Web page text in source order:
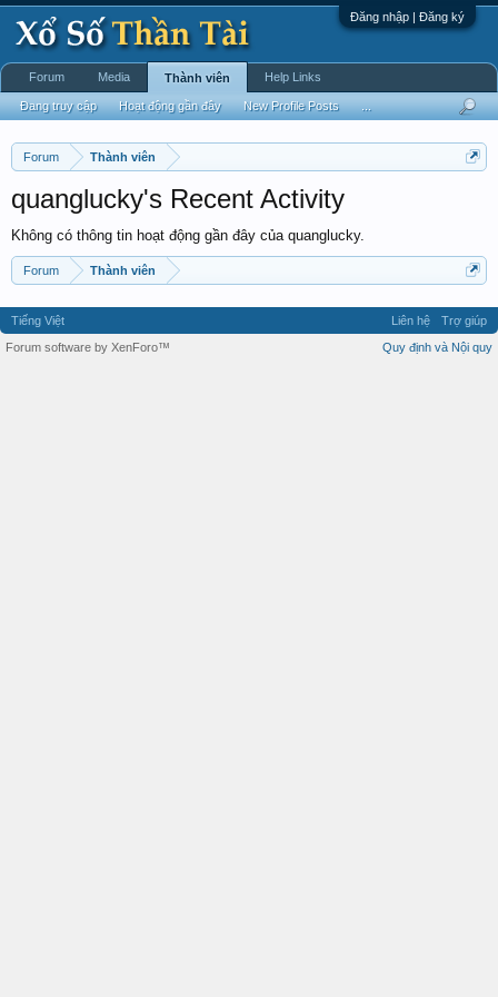
Đăng nhập | Đăng ký
Forum Thành viên
quanglucky's Recent Activity
Không có thông tin hoạt động gần đây của quanglucky.
Forum Thành viên
Forum Media Thành viên
Đang truy cập Hoạt động gần đây New Profile Posts
Help Links
Tiếng Việt Liên hệ
Trợ giúp
Quy định và Nội quy
Forum software by XenForo™